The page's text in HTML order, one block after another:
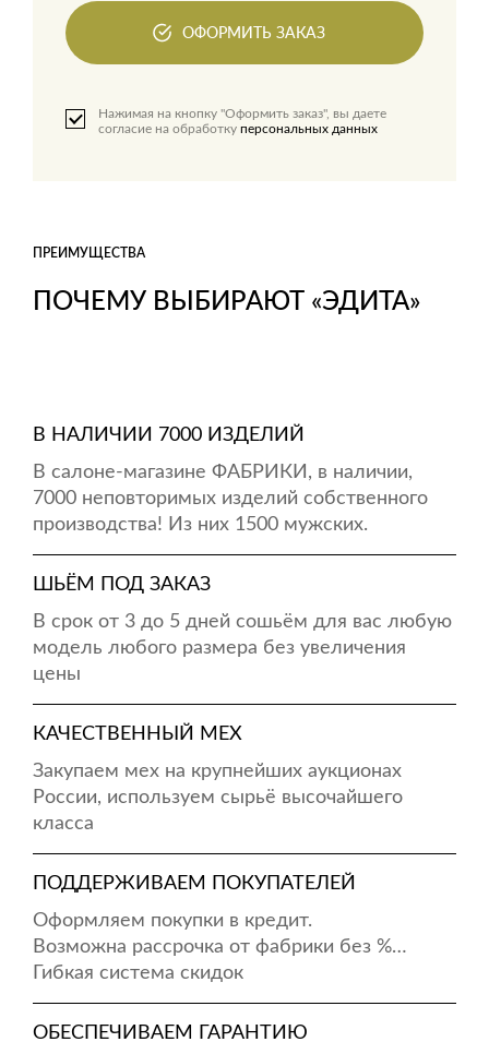
ОФОРМИТЬ ЗАКАЗ
Нажимая на кнопку "Оформить заказ", вы даете
согласие на обработку персональных данных
ПОЧЕМУ ВЫБИРАЮТ «ЭДИТА»
ПРЕИМУЩЕСТВА
В НАЛИЧИИ 7000 ИЗДЕЛИЙ
В салоне-магазине ФАБРИКИ, в наличии,
7000 неповторимых изделий собственного
производства! Из них 1500 мужских.
ШЬЁМ ПОД ЗАКАЗ
В срок от 3 до 5 дней сошьём для вас любую
модель любого размера без увеличения
цены
КАЧЕСТВЕННЫЙ МЕХ
Закупаем мех на крупнейших аукционах
России, используем сырьё высочайшего
класса
ПОДДЕРЖИВАЕМ ПОКУПАТЕЛЕЙ
Оформляем покупки в кредит.
Возможна рассрочка от фабрики без %…
Гибкая система скидок
ОБЕСПЕЧИВАЕМ ГАРАНТИЮ